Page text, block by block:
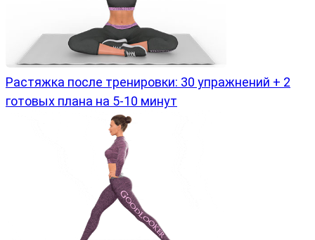
Растяжка после тренировки: 30 упражнений + 2
готовых плана на 5-10 минут